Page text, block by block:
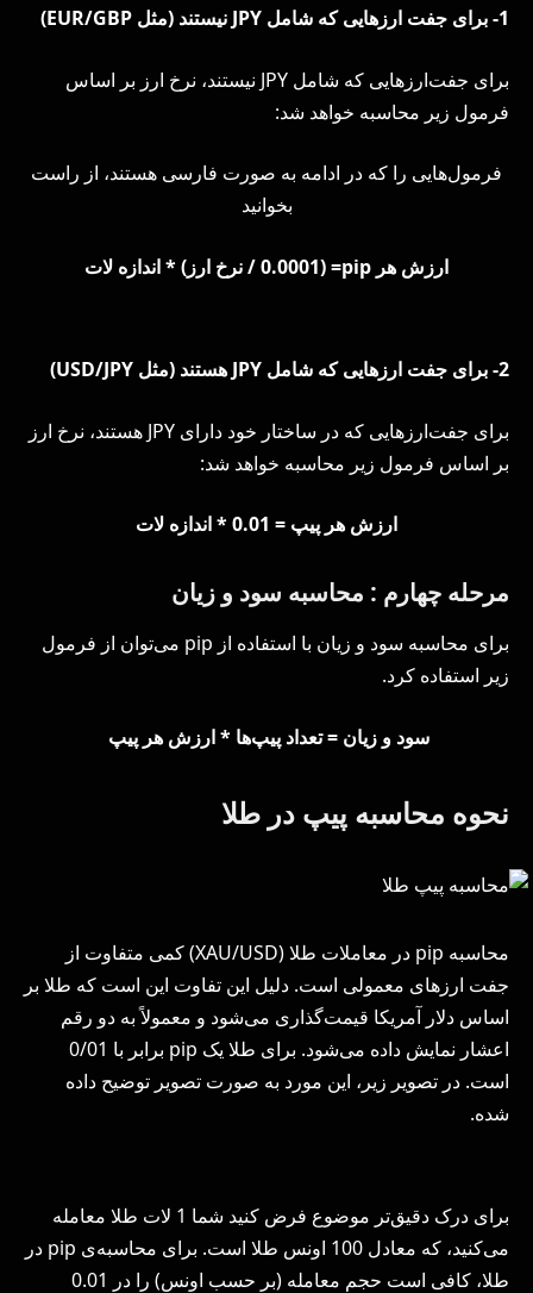
1- برای جفت ارزهایی که شامل JPY نیستند (مثل EUR/GBP)
برای جفت‌ارزهایی که شامل JPY نیستند، نرخ ارز بر اساس
فرمول زیر محاسبه خواهد شد:
فرمول‌هایی را که در ادامه به صورت فارسی هستند، از راست
بخوانید
ارزش هر pip= (0.0001 / نرخ ارز) * اندازه لات
2- برای جفت ارزهایی که شامل JPY هستند (مثل USD/JPY)
برای جفت‌ارزهایی که در ساختار خود دارای JPY هستند، نرخ ارز
بر اساس فرمول زیر محاسبه خواهد شد:
ارزش هر پیپ = 0.01 * اندازه لات
مرحله چهارم : محاسبه سود و زیان
برای محاسبه سود و زیان با استفاده از pip می‌توان از فرمول
زیر استفاده کرد.
سود و زیان = تعداد پیپ‌ها * ارزش هر پیپ
نحوه محاسبه پیپ در طلا
محاسبه pip در معاملات طلا (XAU/USD) کمی متفاوت از
جفت ارزهای معمولی است. دلیل این تفاوت این است که طلا بر
اساس دلار آمریکا قیمت‌گذاری می‌شود و معمولاً به دو رقم
اعشار نمایش داده می‌شود. برای طلا یک pip برابر با 0/01
است. در تصویر زیر، این مورد به صورت تصویر توضیح داده
شده.
برای درک دقیق‌تر موضوع فرض کنید شما 1 لات طلا معامله
می‌کنید، که معادل 100 اونس طلا است. برای محاسبه‌ی pip در
طلا، کافی است حجم معامله (بر حسب اونس) را در 0.01